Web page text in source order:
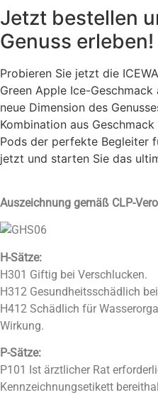
Jetzt bestellen
Genuss erleben!
Probieren Sie jetzt die
Green Apple Ice-
neue Dimension des
Kombination aus
Pods der perfekte Begleiter
jetzt und starten Sie das
Auszeichnung gemäß CLP-
H-Sätze:
H301 Giftig bei Verschlucken.
H312 Gesundheitsschädlich
H412 Schädlich für
Wirkung.
P-Sätze:
P101 Ist ärztlicher Rat
Kennzeichnungsetikett